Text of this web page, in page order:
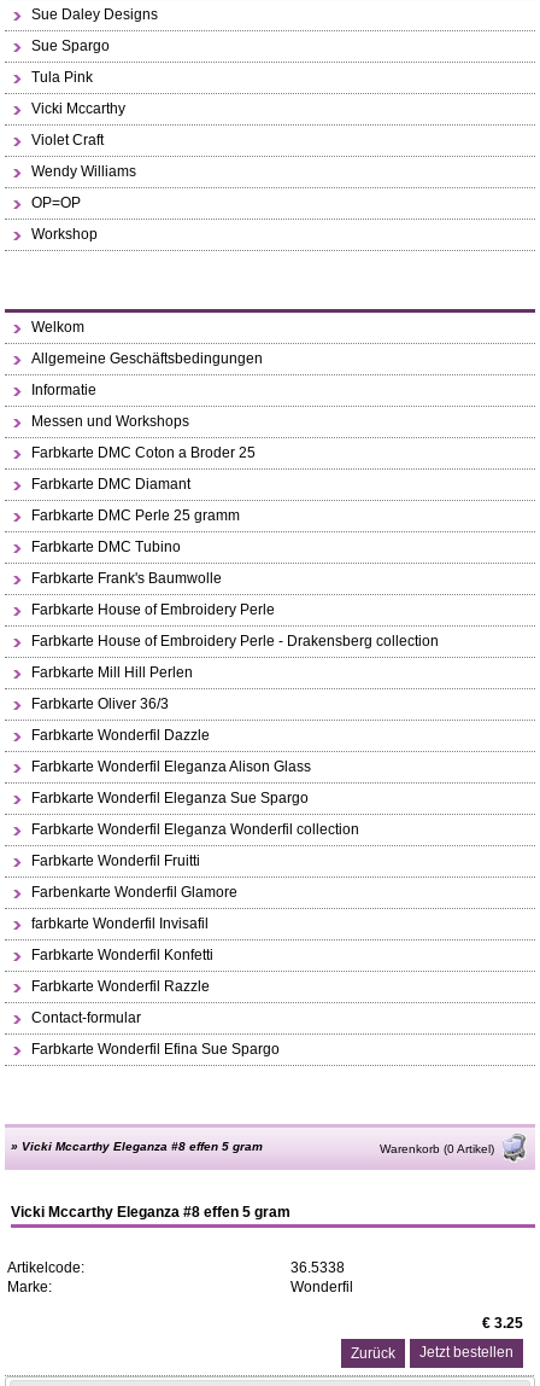
Sue Daley Designs
Sue Spargo
Tula Pink
Vicki Mccarthy
Violet Craft
Wendy Williams
OP=OP
Workshop
Welkom
Allgemeine Geschäftsbedingungen
Informatie
Messen und Workshops
Farbkarte DMC Coton a Broder 25
Farbkarte DMC Diamant
Farbkarte DMC Perle 25 gramm
Farbkarte DMC Tubino
Farbkarte Frank's Baumwolle
Farbkarte House of Embroidery Perle
Farbkarte House of Embroidery Perle - Drakensberg collection
Farbkarte Mill Hill Perlen
Farbkarte Oliver 36/3
Farbkarte Wonderfil Dazzle
Farbkarte Wonderfil Eleganza Alison Glass
Farbkarte Wonderfil Eleganza Sue Spargo
Farbkarte Wonderfil Eleganza Wonderfil collection
Farbkarte Wonderfil Fruitti
Farbenkarte Wonderfil Glamore
farbkarte Wonderfil Invisafil
Farbkarte Wonderfil Konfetti
Farbkarte Wonderfil Razzle
Contact-formular
Farbkarte Wonderfil Efina Sue Spargo
» Vicki Mccarthy Eleganza #8 effen 5 gram Warenkorb (0 Artikel)
Vicki Mccarthy Eleganza #8 effen 5 gram
Artikelcode:
36.5338
Marke:
Wonderfil
€ 3.25
Zurück